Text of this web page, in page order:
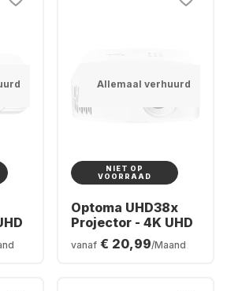
Allemaal verhuurd
NIET OP
VOORRAAD
Optoma UHD38x
Projector - 4K UHD
vanaf € 20,99/Maand